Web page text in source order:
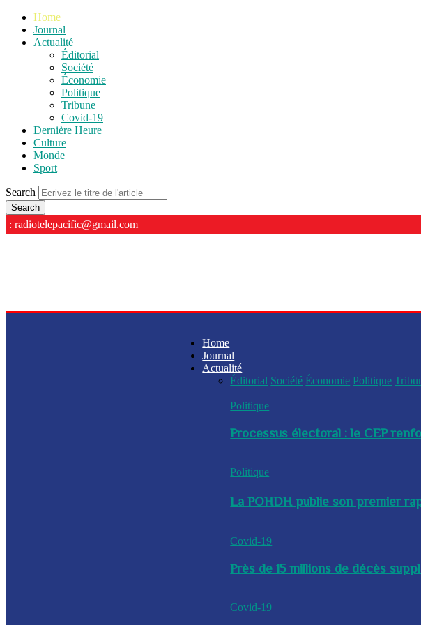
Home
Journal
Actualité
Éditorial
Société
Économie
Politique
Tribune
Covid-19
Dernière Heure
Culture
Monde
Sport
Search
: radiotelepacific@gmail.com
Home
Journal
Actualité
Éditorial Société Économie Politique
Politique
Processus électoral : le CEP
Politique
La POHDH publie son premier
Covid-19
Près de 15 millions de décès
Covid-19